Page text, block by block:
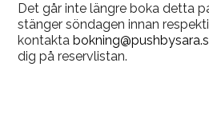
Det går inte längre boka detta
stänger söndagen innan
kontakta
dig på reservlistan.